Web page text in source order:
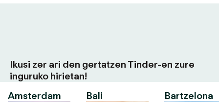
Ikusi zer ari den gertatzen Tinder-en zure
inguruko hirietan!
Amsterdam
Bali Bartzelona